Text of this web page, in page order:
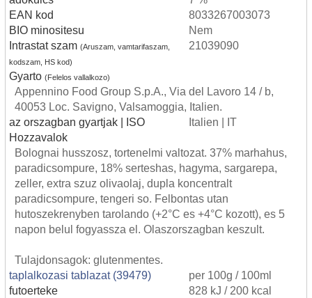
EAN kod
8033267003073
BIO minositesu
Nem
Intrastat szam (Aruszam, vamtarifaszam,
kodszam, HS kod)
21039090
Gyarto (Felelos vallalkozo)
Appennino Food Group S.p.A., Via del Lavoro 14 / b,
40053 Loc. Savigno, Valsamoggia, Italien.
az orszagban gyartjak | ISO
Italien | IT
Hozzavalok
Bolognai husszosz, tortenelmi valtozat. 37% marhahus,
paradicsompure, 18% serteshas, hagyma, sargarepa,
zeller, extra szuz olivaolaj, dupla koncentralt
paradicsompure, tengeri so. Felbontas utan
hutoszekrenyben tarolando (+2°C es +4°C kozott), es 5
napon belul fogyassza el. Olaszorszagban keszult.
Tulajdonsagok: glutenmentes.
taplalkozasi tablazat (39479)
per 100g / 100ml
futoerteke
828 kJ / 200 kcal